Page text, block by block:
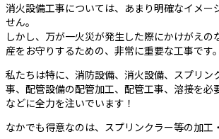
消火設備工事については、あまり明確なイメー
せん。
しかし、万が一火災が発生した際にかけがえの
産をお守りするための、非常に重要な工事です。
私たちは特に、消防設備、消火設備、スプリン
事、配管設備の配管加工、配管工事、溶接を必
などに全力を注いでいます！
なかでも得意なのは、スプリンクラー等の加工